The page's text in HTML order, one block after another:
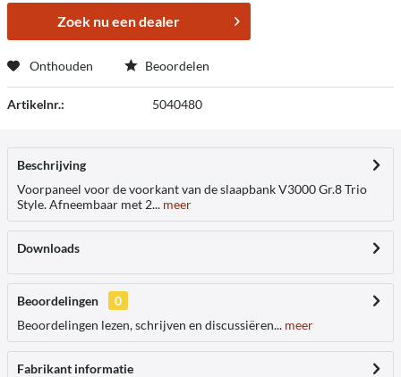
Zoek nu een dealer
Onthouden Beoordelen
Artikelnr.: 5040480
Beschrijving
Voorpaneel voor de voorkant van de slaapbank V3000 Gr.8 Trio
Style. Afneembaar met 2... meer
Downloads
Beoordelingen
0
Beoordelingen lezen, schrijven en discussiëren... meer
Fabrikant informatie